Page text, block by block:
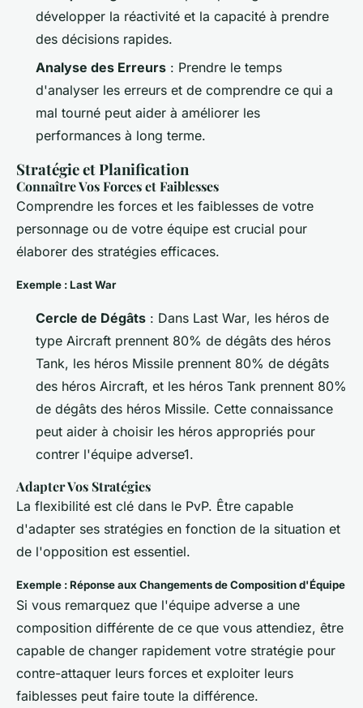
développer la réactivité et la capacité à prendre
des décisions rapides.
Analyse des Erreurs : Prendre le temps
d'analyser les erreurs et de comprendre ce qui a
mal tourné peut aider à améliorer les
performances à long terme.
Stratégie et Planification
Connaître Vos Forces et Faiblesses
Comprendre les forces et les faiblesses de votre
personnage ou de votre équipe est crucial pour
élaborer des stratégies efficaces.
Exemple : Last War
Cercle de Dégâts : Dans Last War, les héros de
type Aircraft prennent 80% de dégâts des héros
Tank, les héros Missile prennent 80% de dégâts
des héros Aircraft, et les héros Tank prennent 80%
de dégâts des héros Missile. Cette connaissance
peut aider à choisir les héros appropriés pour
contrer l'équipe adverse1.
Adapter Vos Stratégies
La flexibilité est clé dans le PvP. Être capable
d'adapter ses stratégies en fonction de la situation et
de l'opposition est essentiel.
Exemple : Réponse aux Changements de Composition d'Équipe
Si vous remarquez que l'équipe adverse a une
composition différente de ce que vous attendiez, être
capable de changer rapidement votre stratégie pour
contre-attaquer leurs forces et exploiter leurs
faiblesses peut faire toute la différence.